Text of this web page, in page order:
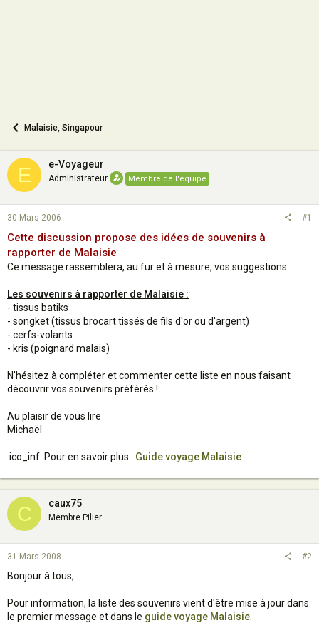
Malaisie, Singapour
E e-Voyageur
Administrateur Membre de l'équipe
30 Mars 2006 #1
Cette discussion propose des idées de souvenirs à
rapporter de Malaisie
Ce message rassemblera, au fur et à mesure, vos suggestions.
Les souvenirs à rapporter de Malaisie :
- tissus batiks
- songket (tissus brocart tissés de fils d'or ou d'argent)
- cerfs-volants
- kris (poignard malais)
N'hésitez à compléter et commenter cette liste en nous faisant
découvrir vos souvenirs préférés !
Au plaisir de vous lire
Michaël
:ico_inf: Pour en savoir plus : Guide voyage Malaisie
C caux75
Membre Pilier
31 Mars 2008 #2
Bonjour à tous,
Pour information, la liste des souvenirs vient d'être mise à jour dans
le premier message et dans le guide voyage Malaisie